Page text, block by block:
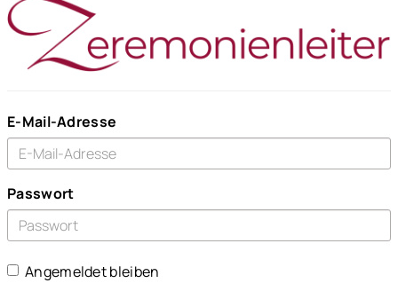
E-Mail-Adresse
Passwort
Angemeldet bleiben